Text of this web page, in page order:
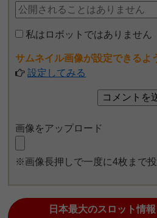
私はロボットではありません
サムネイル画像が設定できるよ
設定してみる
画像をアップロード
※画像長押しで一度に4枚まで
日本最大のスロット情